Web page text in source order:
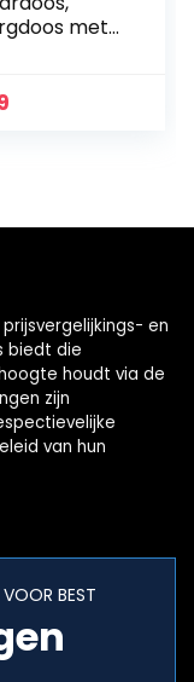
met
5,6 l, 33 x
en
biedt die
houdt via de
zijn
van hun
BEST